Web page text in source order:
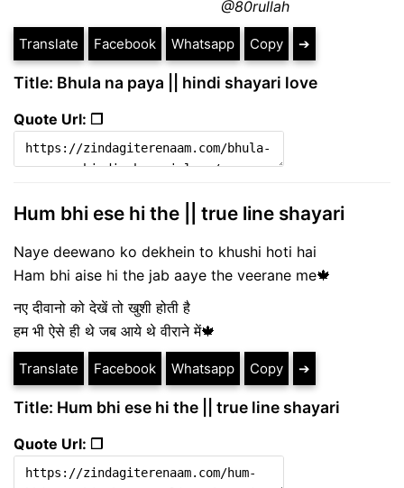
@80rullah
Translate Facebook Whatsapp Copy ➔
Title: Bhula na paya || hindi shayari love
Quote Url: ❐
Hum bhi ese hi the || true line shayari
Naye deewano ko dekhein to khushi hoti hai
Ham bhi aise hi the jab aaye the veerane me🍁
नए दीवानो को देखें तो खुशी होती है
हम भी ऐसे ही थे जब आये थे वीराने में🍁
Translate Facebook Whatsapp Copy ➔
Title: Hum bhi ese hi the || true line shayari
Quote Url: ❐